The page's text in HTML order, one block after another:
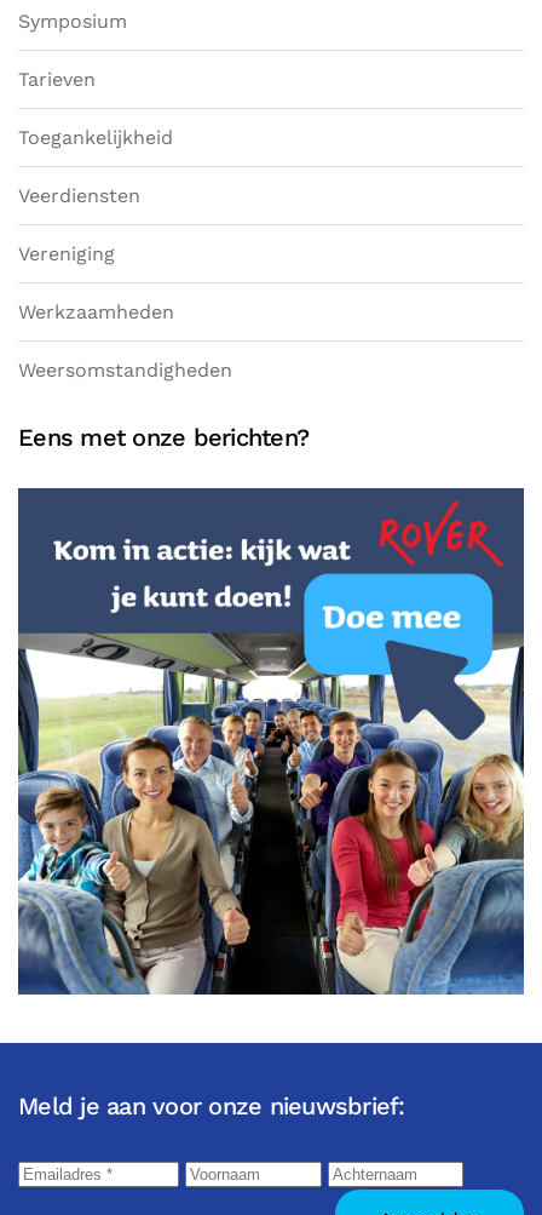
Symposium
Tarieven
Toegankelijkheid
Veerdiensten
Vereniging
Werkzaamheden
Weersomstandigheden
Eens met onze berichten?
Meld je aan voor onze nieuwsbrief: